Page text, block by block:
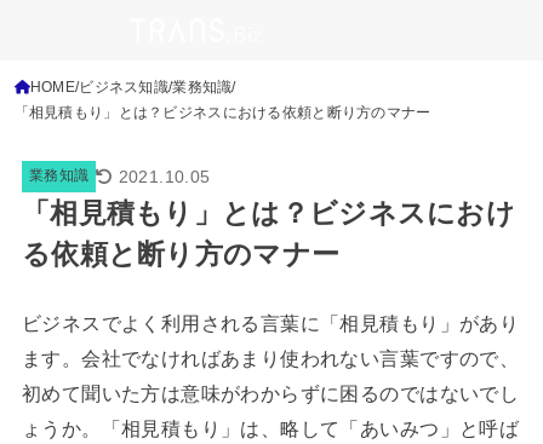
HOME ビジネス知識 業務知識
「相見積もり」とは？ビジネスにおける依頼と断り方のマナー
業務知識 2021.10.05
「相見積もり」とは？ビジネスにおけ
る依頼と断り方のマナー
ビジネスでよく利用される言葉に「相見積もり」があり
ます。会社でなければあまり使われない言葉ですので、
初めて聞いた方は意味がわからずに困るのではないでし
ょうか。「相見積もり」は、略して「あいみつ」と呼ば